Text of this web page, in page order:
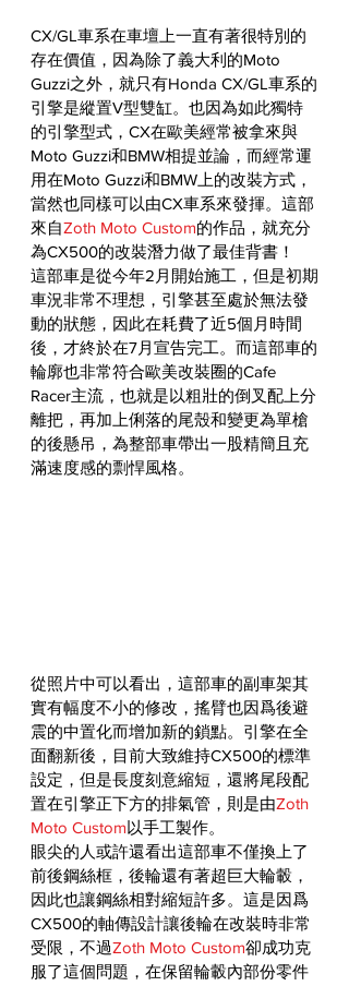
CX/GL車系在車壇上一直有著很特別的
存在價值，因為除了義大利的Moto
Guzzi之外，就只有Honda CX/GL車系的
引擎是縱置V型雙缸。也因為如此獨特
的引擎型式，CX在歐美經常被拿來與
Moto Guzzi和BMW相提並論，而經常運
用在Moto Guzzi和BMW上的改裝方式，
當然也同樣可以由CX車系來發揮。這部
來自Zoth Moto Custom的作品，就充分
為CX500的改裝潛力做了最佳背書！
這部車是從今年2月開始施工，但是初期
車況非常不理想，引擎甚至處於無法發
動的狀態，因此在耗費了近5個月時間
後，才終於在7月宣告完工。而這部車的
輪廓也非常符合歐美改裝圈的Cafe
Racer主流，也就是以粗壯的倒叉配上分
離把，再加上俐落的尾殼和變更為單槍
的後懸吊，為整部車帶出一股精簡且充
滿速度感的剽悍風格。
從照片中可以看出，這部車的副車架其
實有幅度不小的修改，搖臂也因爲後避
震的中置化而增加新的鎖點。引擎在全
面翻新後，目前大致維持CX500的標準
設定，但是長度刻意縮短，還將尾段配
置在引擎正下方的排氣管，則是由Zoth
Moto Custom以手工製作。
眼尖的人或許還看出這部車不僅換上了
前後鋼絲框，後輪還有著超巨大輪轂，
因此也讓鋼絲相對縮短許多。這是因爲
CX500的軸傳設計讓後輪在改裝時非常
受限，不過Zoth Moto Custom卻成功克
服了這個問題，在保留輪轂內部份零件